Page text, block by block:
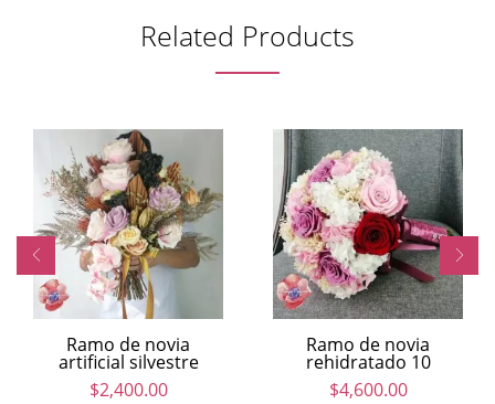
Related Products
Ramo de novia
artificial silvestre
$2,400.00
Ramo de novia
rehidratado 10
$4,600.00